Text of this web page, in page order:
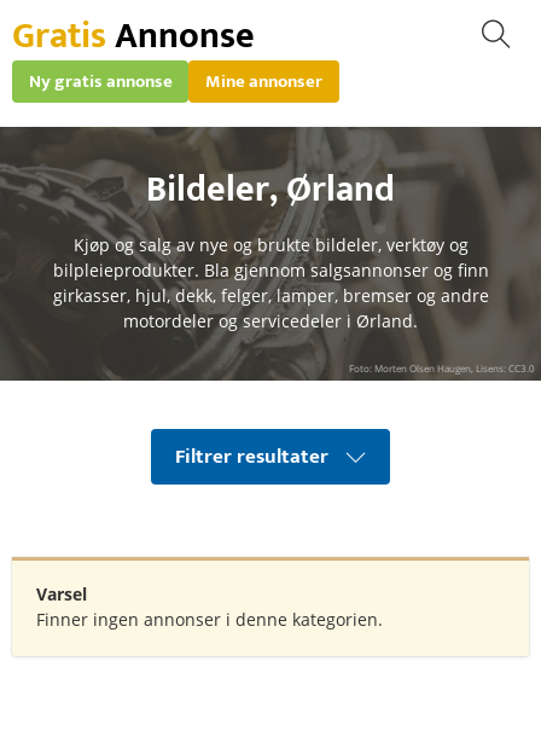
GratisAnnonse
Ny gratis annonse Mine annonser
Bildeler,Ørland
Kjøp og salg av nye og brukte bildeler, verktøy og
bilpleieprodukter. Bla gjennom salgsannonser og finn
girkasser, hjul, dekk, felger, lamper, bremser og andre
motordeler og servicedeler i Ørland.
Foto: Morten Olsen Haugen, Lisens: CC3.0
Filtrer resultater
Varsel
Finner ingen annonser i denne kategorien.